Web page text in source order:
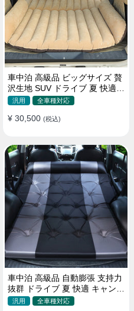
車中泊 高級品 ビッグサイズ 贅
沢生地 SUV ドライブ 夏 快適
キャンプ 旅行 収納便利 エアー
汎用 全車種対応
¥ 30,500 (税込)
車中泊 高級品 自動膨張 支持力
抜群 ドライブ 夏 快適 キャンプ
旅行 省スペース エアーベッド
汎用 全車種対応